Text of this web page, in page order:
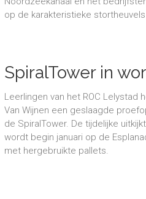
op de karakteristieke
SpiralTower in
Leerlingen van het ROC
Van Wijnen een geslaagde
de SpiralTower. De tijdelijke
wordt begin januari op de
met hergebruikte pallets.